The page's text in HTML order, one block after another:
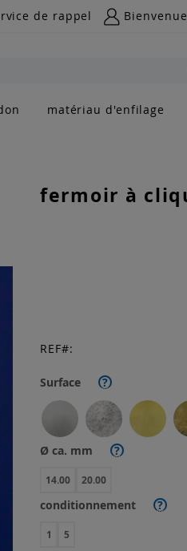
de rappel
matériau d'enfilage
fermoir à
Surface ?
Ø ca. mm ?
14.00 20.00
conditionnement ?
1 5
REF